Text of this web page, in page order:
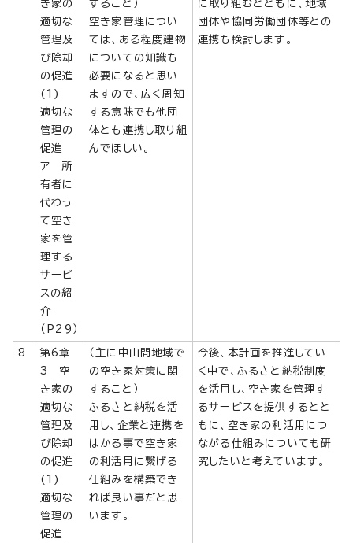
き家の
適切な
管理及
び除却
の促進
(1)
適切な
管理の
促進
ア 所
有者に
代わっ
て空き
家を管
理する
サービ
スの紹
介
（P29）
すること）
空き家管理につい
ては、ある程度建物
についての知識も
必要になると思い
ますので、広く周知
する意味でも他団
体とも連携し取り組
んでほしい。
に取り組むとともに、地域
団体や協同労働団体等との
連携も検討します。
8
第6章
3 空
き家の
適切な
管理及
び除却
の促進
(1)
適切な
管理の
促進
（主に中山間地域で
の空き家対策に関
すること）
ふるさと納税を活
用し、企業と連携を
はかる事で空き家
の利活用に繋げる
仕組みを構築でき
れば良い事だと思
います。
今後、本計画を推進してい
く中で、ふるさと納税制度
を活用し、空き家を管理す
るサービスを提供するとと
もに、空き家の利活用につ
ながる仕組みについても研
究したいと考えています。